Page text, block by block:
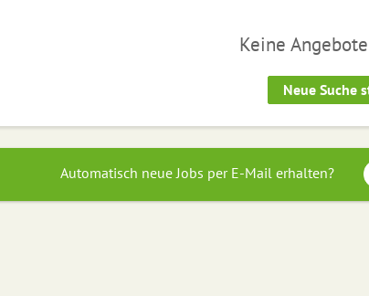
Keine
Neue Suche
Automatisch neue Jobs per E-Mail erhalten?